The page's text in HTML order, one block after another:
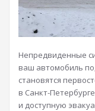
Непредвиденные
ваш автомобиль
становятся
в Санкт-
и доступную